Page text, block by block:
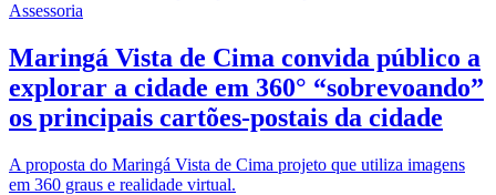
Assessoria
Maringá Vista de Cima convida público a
explorar a cidade em 360° “sobrevoando”
os principais cartões-postais da cidade
A proposta do Maringá Vista de Cima projeto que utiliza imagens
em 360 graus e realidade virtual.